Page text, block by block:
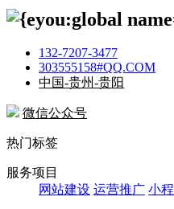
132-7207-3477
303555158#QQ.COM
中国-贵州-贵阳
微信公众号
热门标签
服务项目
网站建设 运营推广 小